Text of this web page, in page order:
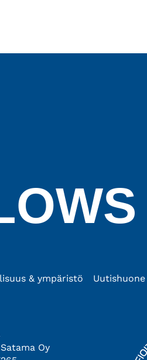
& ympäristö Uutishuone
Oy